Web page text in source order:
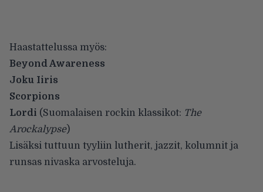
Haastattelussa myös:
Beyond Awareness
Joku Iiris
Scorpions
Lordi (Suomalaisen rockin klassikot: The
Arockalypse)
Lisäksi tuttuun tyyliin lutherit, jazzit, kolumnit ja
runsas nivaska arvosteluja.